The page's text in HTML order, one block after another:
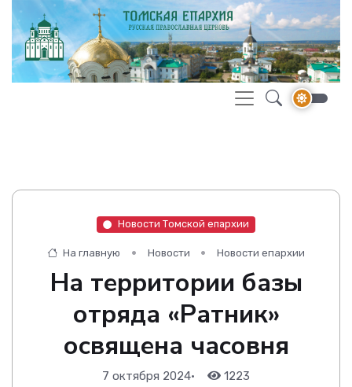
Новости Томской епархии
На главную Новости Новости епархии
На территории базы
отряда «Ратник»
освящена часовня
7 октября 2024• 1223